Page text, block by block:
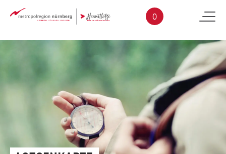
Skip to main content
0